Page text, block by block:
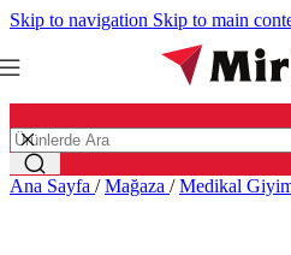
Skip to navigation Skip to main
Ana Sayfa / Mağaza / Medikal